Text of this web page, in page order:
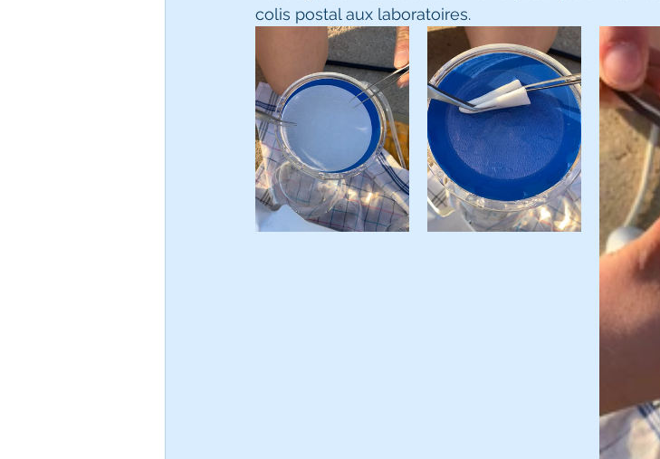
colis postal aux laboratoires.